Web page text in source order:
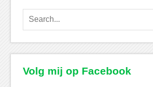
Volg mij op Facebook